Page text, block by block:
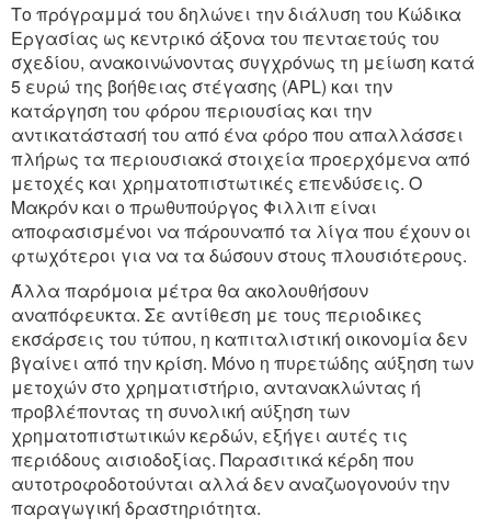
Το πρόγραμμά του δηλώνει την διάλυση του Κώδικα
Εργασίας ως κεντρικό άξονα του πενταετούς του
σχεδίου, ανακοινώνοντας συγχρόνως τη μείωση κατά
5 ευρώ της βοήθειας στέγασης (ΑPL) και την
κατάργηση του φόρου περιουσίας και την
αντικατάστασή του από ένα φόρο που απαλλάσσει
πλήρως τα περιουσιακά στοιχεία προερχόμενα από
μετοχές και χρηματοπιστωτικές επενδύσεις. Ο
Μακρόν και ο πρωθυπούργος Φιλλιπ είναι
αποφασισμένοι να πάρουναπό τα λίγα που έχουν οι
φτωχότεροι για να τα δώσουν στους πλουσιότερους.
Άλλα παρόμοια μέτρα θα ακολουθήσουν
αναπόφευκτα. Σε αντίθεση με τους περιοδικες
εκσάρσεις του τύπου, η καπιταλιστική οικονομία δεν
βγαίνει από την κρίση. Μόνο η πυρετώδης αύξηση των
μετοχών στο χρηματιστήριο, αντανακλώντας ή
προβλέποντας τη συνολική αύξηση των
χρηματοπιστωτικών κερδών, εξήγει αυτές τις
περιόδους αισιοδοξίας. Παρασιτικά κέρδη που
αυτοτροφοδοτούνται αλλά δεν αναζωογονούν την
παραγωγική δραστηριότητα.